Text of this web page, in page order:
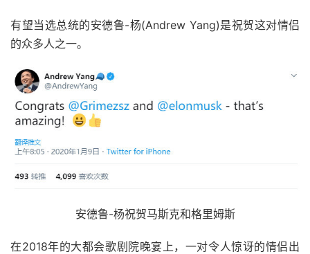
有望当选总统的安德鲁-杨(Andrew Yang)是祝贺这对情侣
的众多人之一。
安德鲁-杨祝贺马斯克和格里姆斯
在2018年的大都会歌剧院晚宴上，一对令人惊讶的情侣出